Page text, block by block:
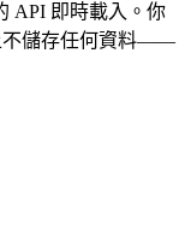
API 即時載入。你
不儲存任何資料——